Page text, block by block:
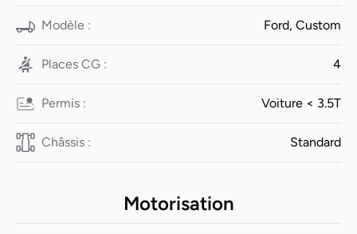
Modèle : Ford, Custom
Places CG : 4
Permis : Voiture < 3.5T
Châssis : Standard
Motorisation